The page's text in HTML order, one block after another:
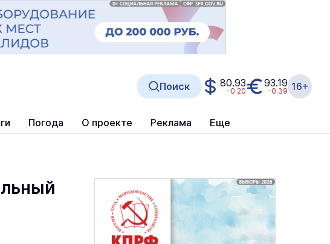
Погода О проекте Реклама Еще
Поиск 80.93
-0.20
93.19
-0.39 16+